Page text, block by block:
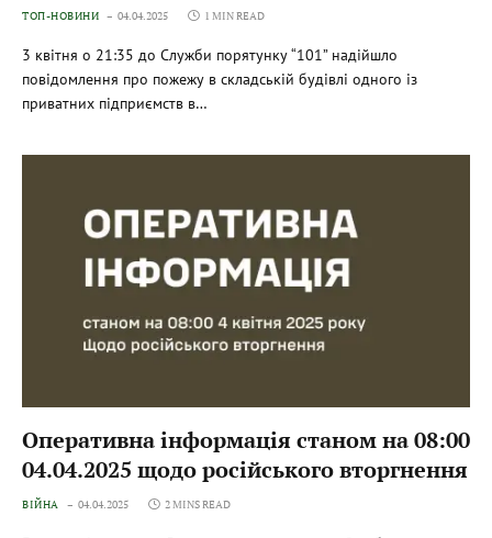
ТОП-НОВИНИ 04.04.2025 1 MIN READ
3 квітня о 21:35 до Служби порятунку “101” надійшло
повідомлення про пожежу в складській будівлі одного із
приватних підприємств в…
Оперативна інформація станом на 08:00
04.04.2025 щодо російського вторгнення
ВІЙНА 04.04.2025 2 MINS READ